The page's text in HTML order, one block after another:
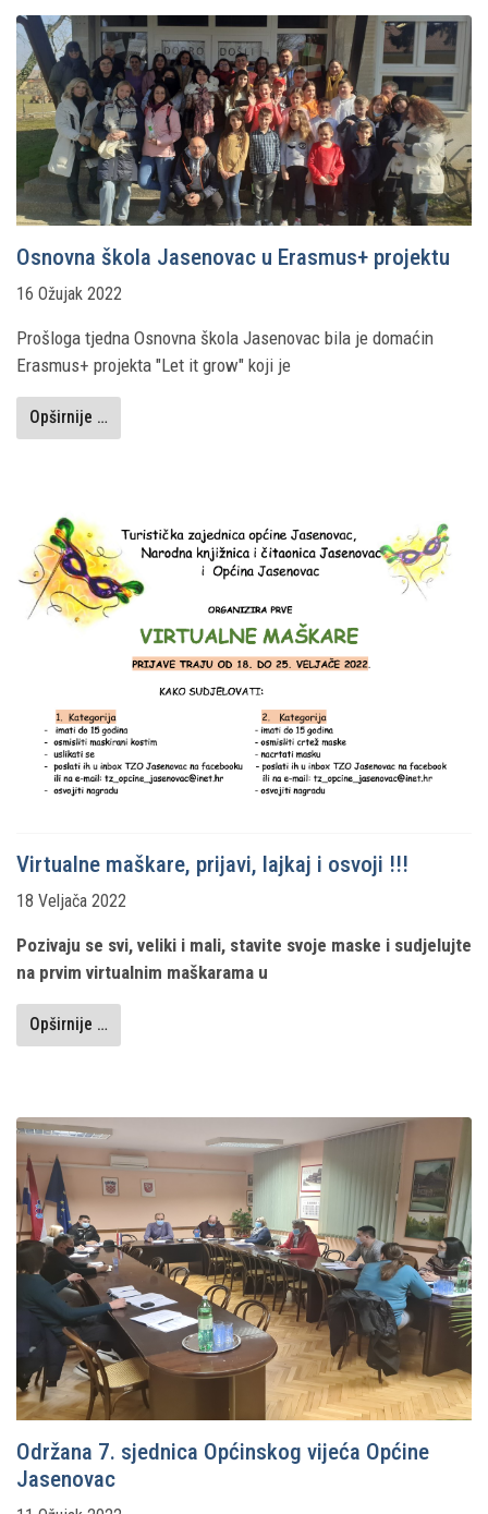
Osnovna škola Jasenovac u Erasmus+ projektu
16 Ožujak 2022
Prošloga tjedna Osnovna škola Jasenovac bila je domaćin
Erasmus+ projekta "Let it grow" koji je
Opširnije …
Virtualne maškare, prijavi, lajkaj i osvoji !!!
18 Veljača 2022
Pozivaju se svi, veliki i mali, stavite svoje maske i sudjelujte
na prvim virtualnim maškarama u
Opširnije …
Održana 7. sjednica Općinskog vijeća Općine
Jasenovac